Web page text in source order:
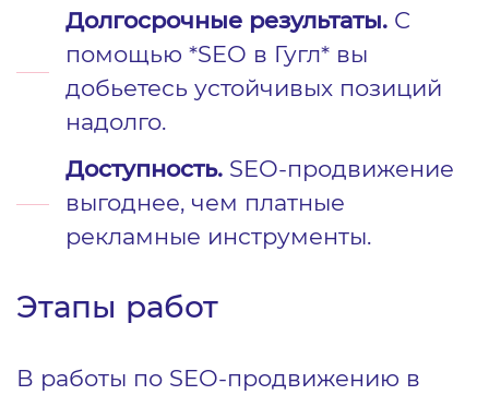
Долгосрочные результаты. С
помощью *SEO в Гугл* вы
добьетесь устойчивых позиций
надолго.
Доступность. SEO-продвижение
выгоднее, чем платные
рекламные инструменты.
Этапы работ
В работы по SEO-продвижению в